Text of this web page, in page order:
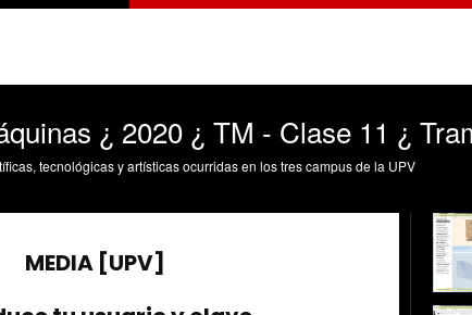
¿ 2020 ¿ TM - Clase 11 ¿
tecnológicas y artísticas ocurridas en los tres campus de la UPV